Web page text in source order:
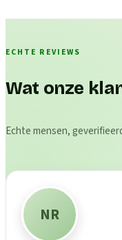
ECHTE REVIEWS
Wat onze
Echte mensen,
NR